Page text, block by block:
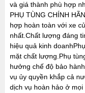
và giá thành phù hợp
PHỤ TÙNG CHÍNH
hợp hoàn toàn với xe
nhất.Chất lượng đáng
hiệu quả kinh
mặt chất lượng.Phụ
hưởng chế độ bảo
vụ ủy quyền khắp cả
dịch vụ hoàn hảo ở mọi